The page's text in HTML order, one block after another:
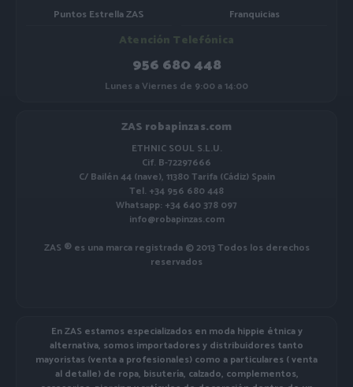
Puntos Estrella ZAS Franquicias
Atención Telefónica
956 680 448
Lunes a Viernes de 9:00 a 14:00
ZAS robapinzas.com
ETHNIC SOUL S.L.U.
Cif. B-72297666
C/ Bailén 44 (nave), 11380 Tarifa (Cádiz) Spain
Tel. +34 956 680 448
Whatsapp: +34 640 378 097
info@robapinzas.com
ZAS ® es una marca registrada © 2013 Todos los derechos
reservados
En ZAS estamos especializados en moda hippie étnica y
alternativa, somos importadores y distribuidores tanto
mayoristas (venta a profesionales) como a particulares ( venta
al detalle) de ropa, bisutería, calzado, complementos,